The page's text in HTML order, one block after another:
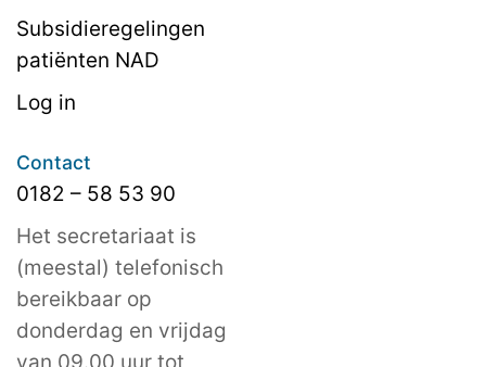
Subsidieregelingen
patiënten NAD
Log in
Contact
0182 – 58 53 90
Het secretariaat is
(meestal) telefonisch
bereikbaar op
donderdag en vrijdag